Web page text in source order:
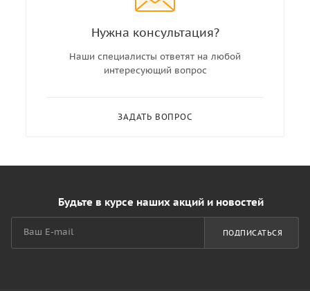
Нужна консультация?
Наши специалисты ответят на любой
интересующий вопрос
ЗАДАТЬ ВОПРОС
Будьте в курсе наших акций и новостей
ПОДПИСАТЬСЯ